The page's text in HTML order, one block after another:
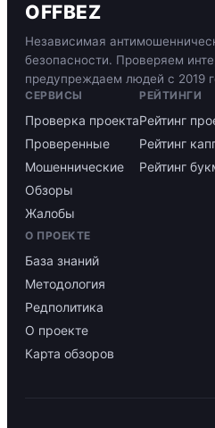
OFFBEZ
Независимая
безопасности. Проверяем
предупреждаем людей с 2019
СЕРВИСЫ
Проверка проекта
Проверенные
Мошеннические
Обзоры
Жалобы
РЕЙТИНГИ
Рейтинг
Рейтинг
Рейтинг
О ПРОЕКТЕ
База знаний
Методология
Редполитика
О проекте
Карта обзоров